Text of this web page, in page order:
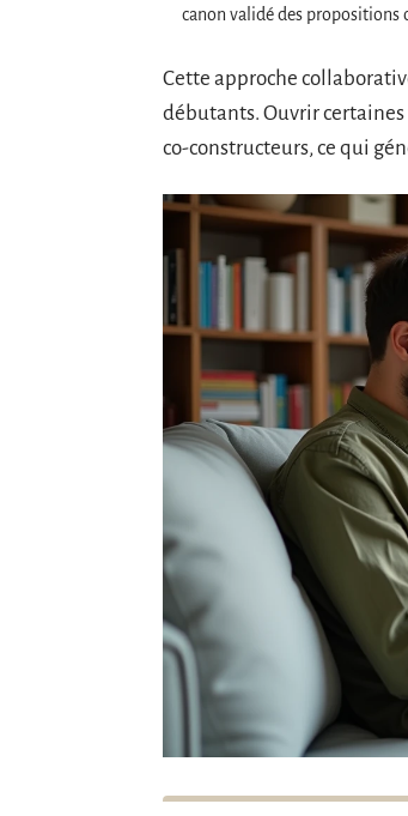
canon validé des propositions
Cette approche
débutants. Ouvrir
co-constructeurs, ce qui